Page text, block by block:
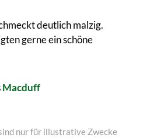
deutlich malzig.
gerne ein schöne
Macduff
nur für illustrative Zwecke